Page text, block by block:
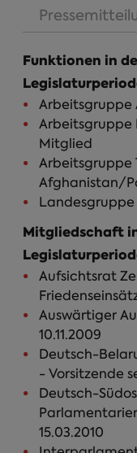
(aktiver
Funktionen in
Arbeitsgruppe
Mitglied
Arbeitsgruppe
Landesgruppe
Mitgliedschaft
Aufsichtsrat
Auswärtiger
10.11.2009
Deutsch-
- Vorsitzende
Deutsch-
15.03.2010